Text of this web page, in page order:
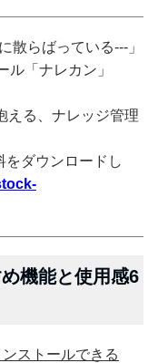
散らばっている---」
ル「ナレカン」
える、ナレッジ管理
をダウンロードし
機能と使用感6
ストールできる